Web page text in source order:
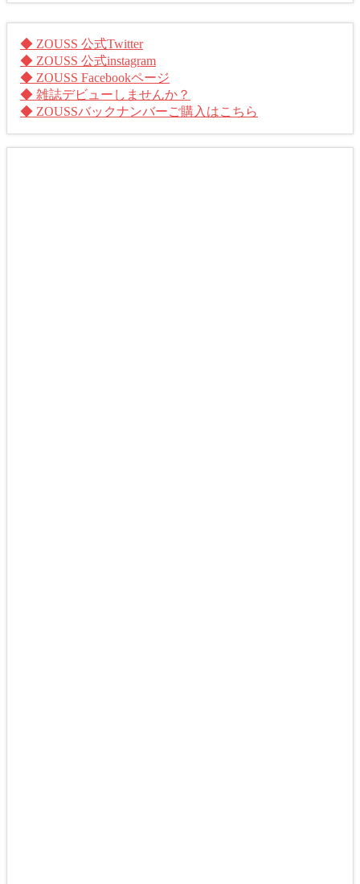
◆ ZOUSS 公式Twitter
◆ ZOUSS 公式instagram
◆ ZOUSS Facebookページ
◆ 雑誌デビューしませんか？
◆ ZOUSSバックナンバーご購入はこちら